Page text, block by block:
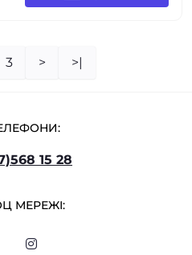
3 > >|
15 28
МЕРЕЖІ: